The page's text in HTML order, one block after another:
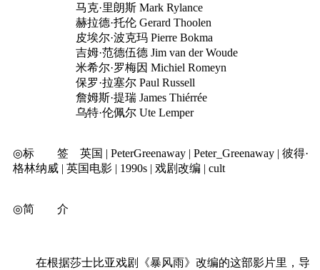
马克·里朗斯 Mark Rylance
赫拉德·托伦 Gerard Thoolen
皮埃尔·波克玛 Pierre Bokma
吉姆·范德伍德 Jim van der Woude
米希尔·罗梅因 Michiel Romeyn
保罗·拉塞尔 Paul Russell
詹姆斯·提瑞 James Thiérrée
乌特·伦佩尔 Ute Lemper
◎标 签 英国 | PeterGreenaway | Peter_Greenaway | 彼得·
格林纳威 | 英国电影 | 1990s | 戏剧改编 | cult
◎简 介
在根据莎士比亚戏剧《暴风雨》改编的这部影片里，导